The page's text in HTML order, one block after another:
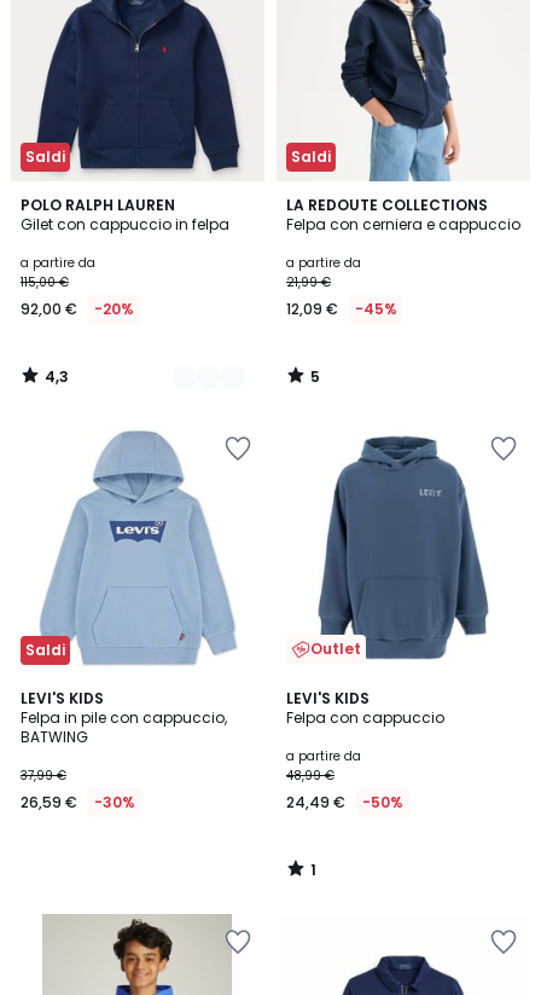
Saldi
POLO RALPH LAUREN
Gilet con cappuccio in felpa
a partire da
115,00 €
92,00 € -20%
4,3
/ 5
2
Colori
4,3
/
Saldi
LA REDOUTE COLLECTIONS
Felpa con cerniera e cappuccio
a partire da
21,99 €
12,09 € -45%
5
/
5
/
Saldi
LEVI'S KIDS
Felpa in pile con cappuccio,
BATWING
37,99 €
26,59 € -30%
Outlet
LEVI'S KIDS
Felpa con cappuccio
a partire da
48,99 €
24,49 € -50%
1
/
1
/